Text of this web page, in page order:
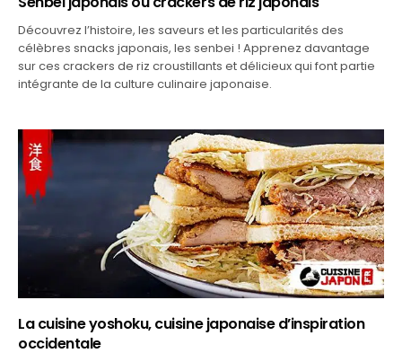
Découvrez l’histoire, les saveurs et les particularités des
célèbres snacks japonais, les senbei ! Apprenez davantage
sur ces crackers de riz croustillants et délicieux qui font partie
intégrante de la culture culinaire japonaise.
La cuisine yoshoku, cuisine japonaise d’inspiration
occidentale